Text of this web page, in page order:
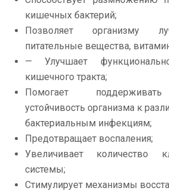
кишечных бактерий;
Позволяет организму
питательные вещества,
— Улучшает
кишечного тракта;
Помогает
устойчивость организма к
бактериальным инфекциям;
Предотвращает воспаления;
Увеличивает количество
системы;
Стимулирует механизмы